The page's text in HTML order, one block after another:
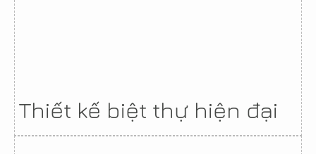
Thiết kế biệt thự hiện đại